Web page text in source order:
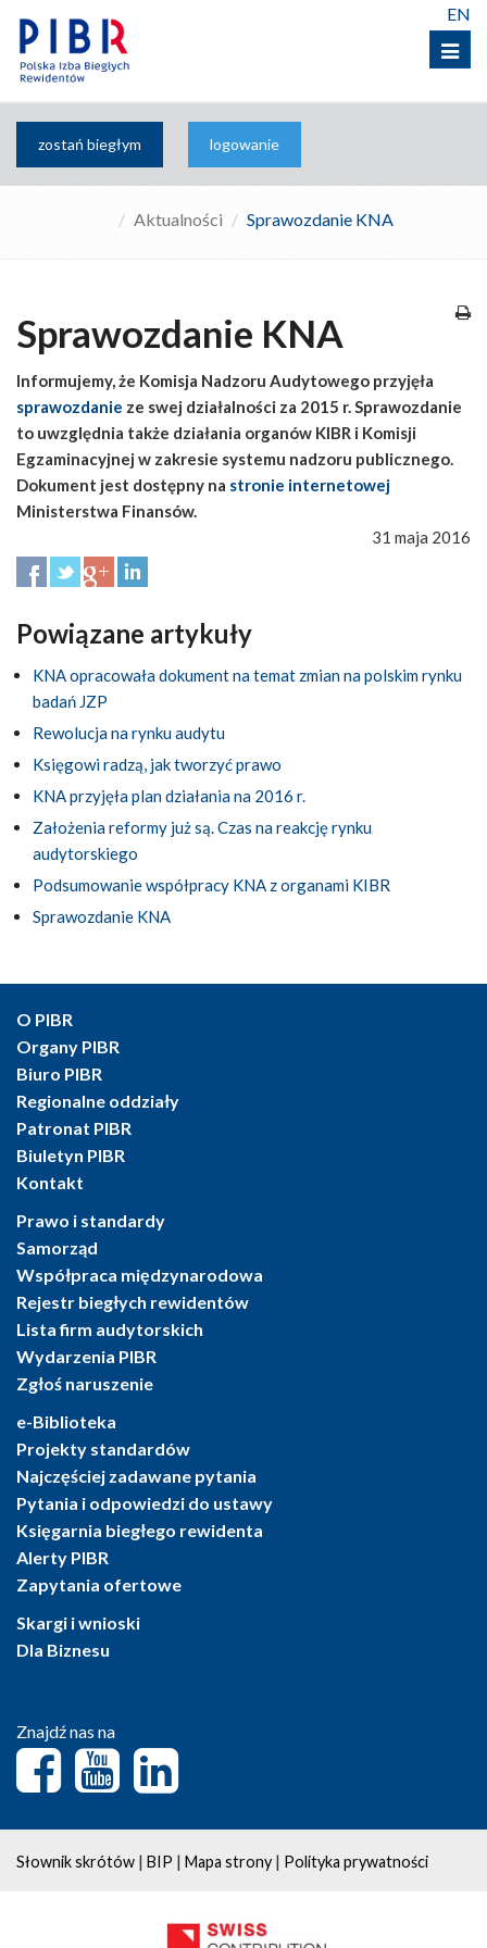
Menu
EN
zostań biegłym logowanie
Aktualności Sprawozdanie KNA
Sprawozdanie KNA
Informujemy, że Komisja Nadzoru Audytowego przyjęła
sprawozdanie ze swej działalności za 2015 r. Sprawozdanie
to uwzględnia także działania organów KIBR i Komisji
Egzaminacyjnej w zakresie systemu nadzoru publicznego.
Dokument jest dostępny na stronie internetowej
Ministerstwa Finansów.
31 maja 2016
Powiązane artykuły
KNA opracowała dokument na temat zmian na polskim rynku
badań JZP
Rewolucja na rynku audytu
Księgowi radzą, jak tworzyć prawo
KNA przyjęła plan działania na 2016 r.
Założenia reformy już są. Czas na reakcję rynku
audytorskiego
Podsumowanie współpracy KNA z organami KIBR
Sprawozdanie KNA
O PIBR
Organy PIBR
Biuro PIBR
Regionalne oddziały
Patronat PIBR
Biuletyn PIBR
Kontakt
Prawo i standardy
Samorząd
Współpraca międzynarodowa
Rejestr biegłych rewidentów
Lista firm audytorskich
Wydarzenia PIBR
Zgłoś naruszenie
e-Biblioteka
Projekty standardów
Najczęściej zadawane pytania
Pytania i odpowiedzi do ustawy
Księgarnia biegłego rewidenta
Alerty PIBR
Zapytania ofertowe
Skargi i wnioski
Dla Biznesu
Znajdź nas na
Słownik skrótów | BIP | Mapa strony | Polityka prywatności